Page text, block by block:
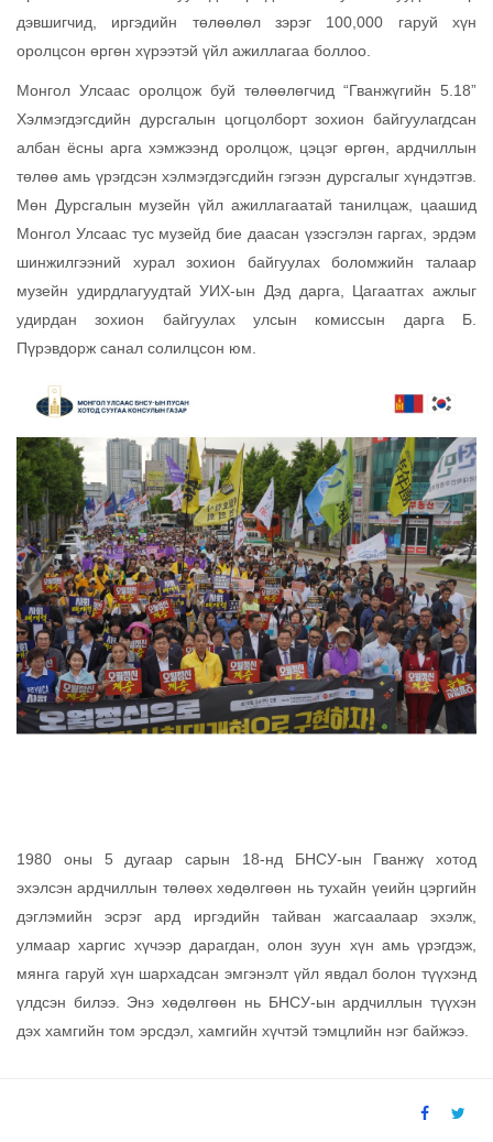
дэвшигчид, иргэдийн төлөөлөл зэрэг 100,000 гаруй хүн
оролцсон өргөн хүрээтэй үйл ажиллагаа боллоо.
Монгол Улсаас оролцож буй төлөөлөгчид “Гванжүгийн 5.18”
Хэлмэгдэгсдийн дурсгалын цогцолборт зохион байгуулагдсан
албан ёсны арга хэмжээнд оролцож, цэцэг өргөн, ардчиллын
төлөө амь үрэгдсэн хэлмэгдэгсдийн гэгээн дурсгалыг хүндэтгэв.
Мөн Дурсгалын музейн үйл ажиллагаатай танилцаж, цаашид
Монгол Улсаас тус музейд бие даасан үзэсгэлэн гаргах, эрдэм
шинжилгээний хурал зохион байгуулах боломжийн талаар
музейн удирдлагуудтай УИХ-ын Дэд дарга, Цагаатгах ажлыг
удирдан зохион байгуулах улсын комиссын дарга Б.
Пүрэвдорж санал солилцсон юм.
1980 оны 5 дугаар сарын 18-нд БНСУ-ын Гванжү хотод
эхэлсэн ардчиллын төлөөх хөдөлгөөн нь тухайн үеийн цэргийн
дэглэмийн эсрэг ард иргэдийн тайван жагсаалаар эхэлж,
улмаар харгис хүчээр дарагдан, олон зуун хүн амь үрэгдэж,
мянга гаруй хүн шархадсан эмгэнэлт үйл явдал болон түүхэнд
үлдсэн билээ. Энэ хөдөлгөөн нь БНСУ-ын ардчиллын түүхэн
дэх хамгийн том эрсдэл, хамгийн хүчтэй тэмцлийн нэг байжээ.